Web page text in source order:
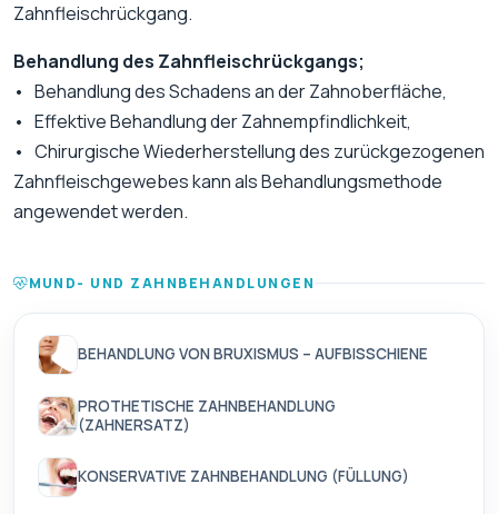
MUND- UND ZAHNBEHANDLUNGEN
BEHANDLUNG VON BRUXISMUS – AUFBISSCHIENE
PROTHETISCHE ZAHNBEHANDLUNG
(ZAHNERSATZ)
KONSERVATIVE ZAHNBEHANDLUNG (FÜLLUNG)
Zahnfleischrückgang.
Behandlung des Zahnfleischrückgangs;
• Behandlung des Schadens an der Zahnoberfläche,
• Effektive Behandlung der Zahnempfindlichkeit,
• Chirurgische Wiederherstellung des zurückgezogenen
Zahnfleischgewebes kann als Behandlungsmethode
angewendet werden.